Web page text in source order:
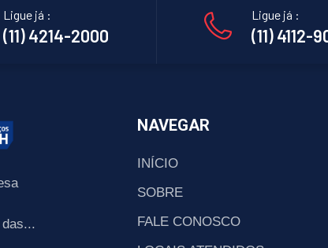
Ligue já :
(11) 4214-2000
Ligue já :
(11) 4112-
NAVEGAR
INÍCIO
SOBRE
FALE CONOSCO